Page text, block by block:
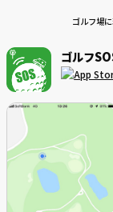
ゴルフ場
ゴルフ